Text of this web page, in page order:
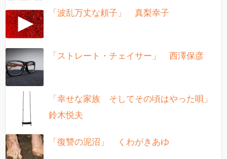
「波乱万丈な頼子」 真梨幸子
「ストレート・チェイサー」 西澤保彦
「幸せな家族 そしてその頃はやった唄」
鈴木悦夫
「復讐の泥沼」 くわがきあゆ